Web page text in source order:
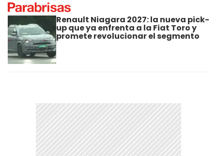
Renault Niagara 2027: la nueva pick-
up que ya enfrenta a la Fiat Toro y
promete revolucionar el segmento